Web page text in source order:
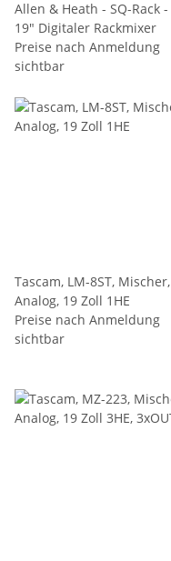
Allen & Heath - SQ-Rack -
19" Digitaler Rackmixer
Preise nach Anmeldung
sichtbar
Tascam, LM-8ST, Mischer,
Analog, 19 Zoll 1HE
Preise nach Anmeldung
sichtbar